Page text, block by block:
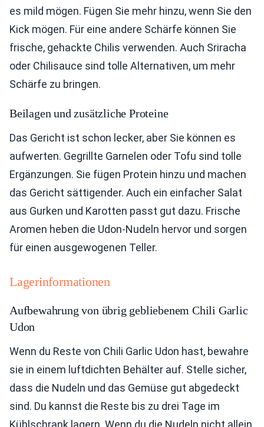
es mild mögen. Fügen Sie mehr hinzu, wenn Sie den
Kick mögen. Für eine andere Schärfe können Sie
frische, gehackte Chilis verwenden. Auch Sriracha
oder Chilisauce sind tolle Alternativen, um mehr
Schärfe zu bringen.
Beilagen und zusätzliche Proteine
Das Gericht ist schon lecker, aber Sie können es
aufwerten. Gegrillte Garnelen oder Tofu sind tolle
Ergänzungen. Sie fügen Protein hinzu und machen
das Gericht sättigender. Auch ein einfacher Salat
aus Gurken und Karotten passt gut dazu. Frische
Aromen heben die Udon-Nudeln hervor und sorgen
für einen ausgewogenen Teller.
Lagerinformationen
Aufbewahrung von übrig gebliebenem Chili Garlic
Udon
Wenn du Reste von Chili Garlic Udon hast, bewahre
sie in einem luftdichten Behälter auf. Stelle sicher,
dass die Nudeln und das Gemüse gut abgedeckt
sind. Du kannst die Reste bis zu drei Tage im